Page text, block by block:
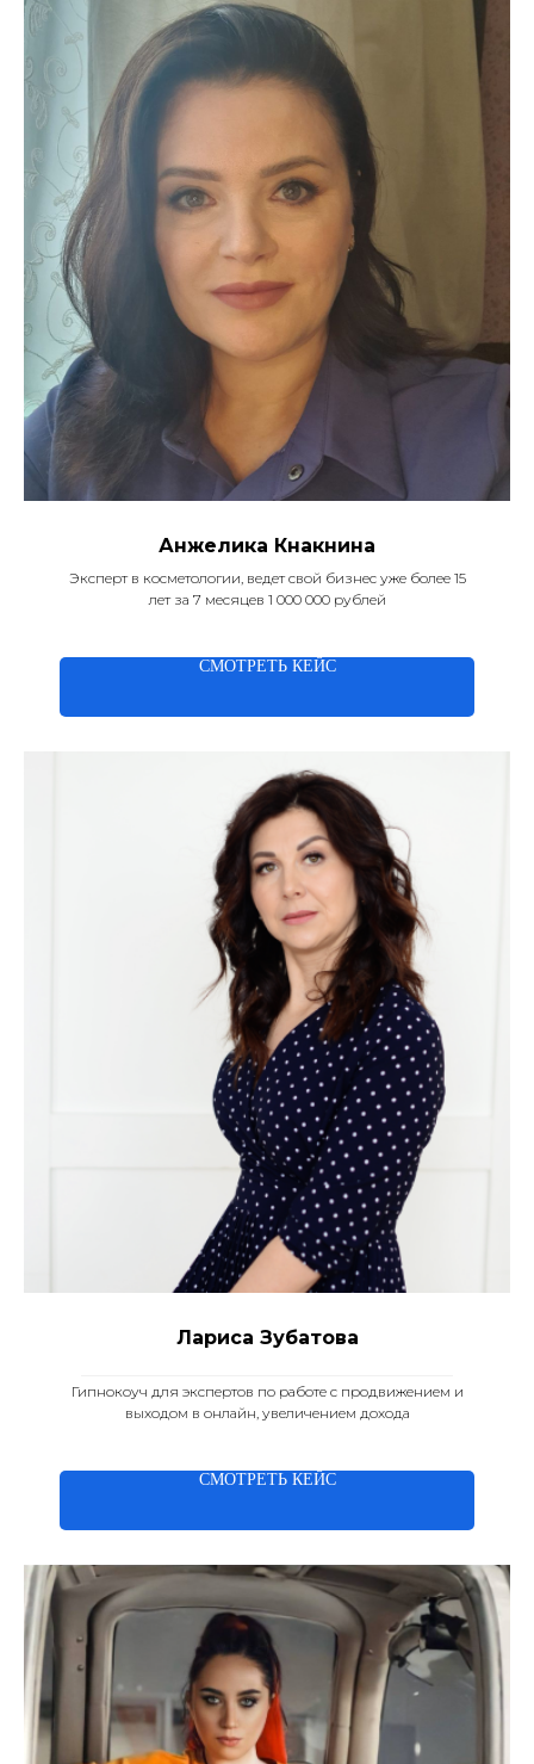
Анжелика Кнакнина
Эксперт в косметологии, ведет свой бизнес уже более 15
лет за 7 месяцев 1 000 000 рублей
СМОТРЕТЬ КЕЙС
Лариса Зубатова
Гипнокоуч для экспертов по работе с продвижением и
выходом в онлайн, увеличением дохода
СМОТРЕТЬ КЕЙС